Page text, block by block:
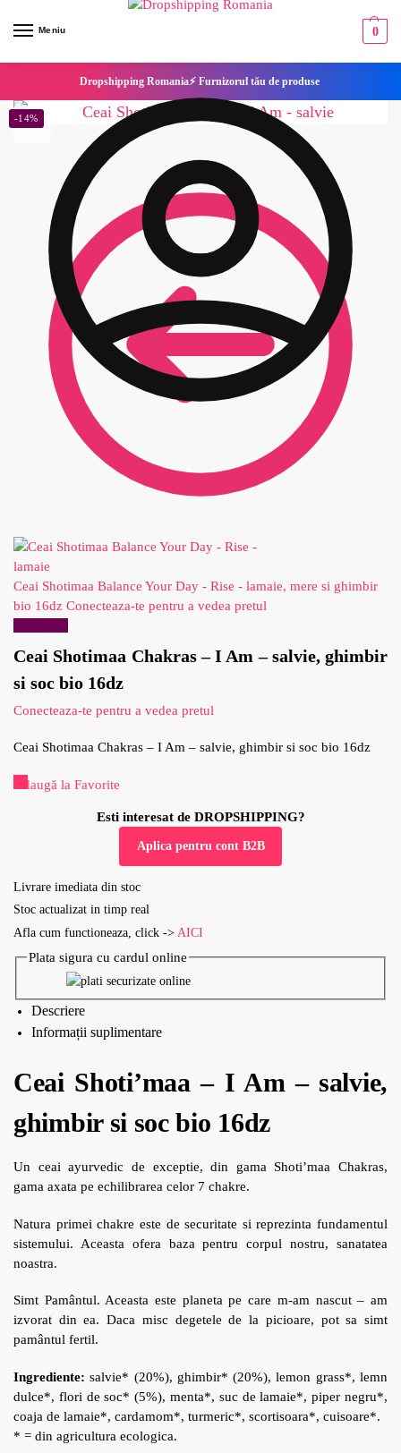
Meniu 0
Dropshipping Romania⚡ Furnizorul tău de produse
Ceai Shotimaa Balance Your Day - Rise - lamaie, mere si ghimbir
bio 16dz Conecteaza-te pentru a vedea pretul
Ceai Shotimaa Chakras – I Am – salvie, ghimbir
si soc bio 16dz
Conecteaza-te pentru a vedea pretul
-14%
Ceai Shotimaa Chakras – I Am – salvie, ghimbir si soc bio 16dz
Adaugă la Favorite
Esti interesat de DROPSHIPPING?
Aplica pentru cont B2B
Livrare imediata din stoc
Stoc actualizat in timp real
Afla cum functioneaza, click -> AICI
Plata sigura cu cardul online
Descriere
Informații suplimentare
Ceai Shoti’maa – I Am – salvie,
ghimbir si soc bio 16dz
Un ceai ayurvedic de exceptie, din gama Shoti’maa Chakras,
gama axata pe echilibrarea celor 7 chakre.
Natura primei chakre este de securitate si reprezinta fundamentul
sistemului. Aceasta ofera baza pentru corpul nostru, sanatatea
noastra.
Simt Pamântul. Aceasta este planeta pe care m-am nascut – am
izvorat din ea. Daca misc degetele de la picioare, pot sa simt
pamântul fertil.
Ingrediente: salvie* (20%), ghimbir* (20%), lemon grass*, lemn
dulce*, flori de soc* (5%), menta*, suc de lamaie*, piper negru*,
coaja de lamaie*, cardamom*, turmeric*, scortisoara*, cuisoare*.
* = din agricultura ecologica.